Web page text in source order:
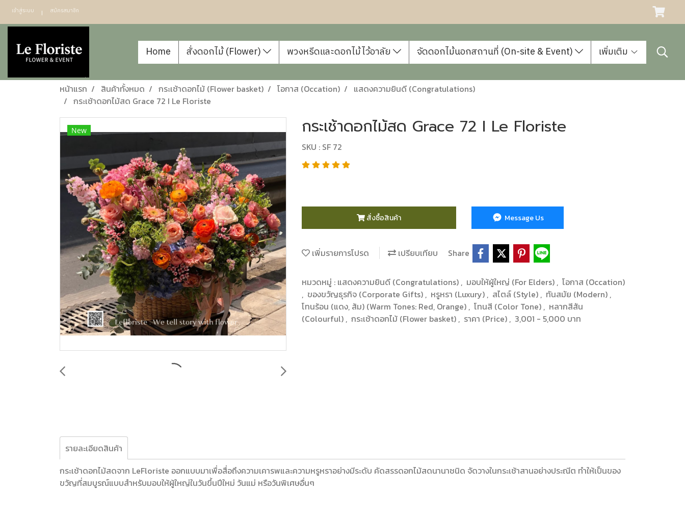
เข้าสู่ระบบ สมัครสมาชิก
Home สั่งดอกไม้ (Flower) พวงหรีดและดอกไม้ไว้อาลัย จัดดอกไม้นอกสถานที่ (On-site & Event) เพิ่มเติม
หน้าแรก สินค้าทั้งหมด กระเช้าดอกไม้ (Flower basket) โอกาส (Occation)
แสดงความยินดี (Congratulations)
กระเช้าดอกไม้สด Grace 72 I Le Floriste
New กระเช้าดอกไม้สด Grace 72 I Le Floriste
SKU : SF 72
สั่งซื้อสินค้า Message Us
เพิ่มรายการโปรด เปรียบเทียบ Share
หมวดหมู่ : แสดงความยินดี (Congratulations) , มอบให้ผู้ใหญ่ (For Elders) , โอกาส (Occation)
, ของขวัญธุรกิจ (Corporate Gifts) , หรูหรา (Luxury) , สไตล์ (Style) , ทันสมัย (Modern) ,
โทนร้อน (แดง, ส้ม) (Warm Tones: Red, Orange) , โทนสี (Color Tone) , หลากสีสัน
(Colourful) , กระเช้าดอกไม้ (Flower basket) , ราคา (Price) , 3,001 - 5,000 บาท
รายละเอียดสินค้า
กระเช้าดอกไม้สดจาก LeFloriste ออกแบบมาเพื่อสื่อถึงความเคารพและความหรูหราอย่างมีระดับ คัดสรรดอกไม้สดนานาชนิด จัดวางในกระเช้าสานอย่างประณีต ทำให้เป็นของ
ขวัญที่สมบูรณ์แบบสำหรับมอบให้ผู้ใหญ่ในวันขึ้นปีใหม่ วันแม่ หรือวันพิเศษอื่นๆ